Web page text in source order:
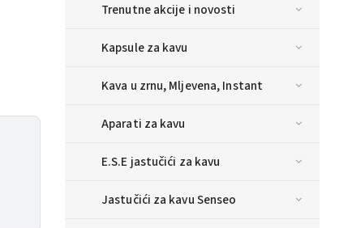
Trenutne akcije i novosti
Kapsule za kavu
Kava u zrnu, Mljevena, Instant
Aparati za kavu
E.S.E jastučići za kavu
Jastučići za kavu Senseo